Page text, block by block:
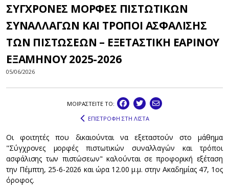
ΣΥΓΧΡΟΝΕΣ ΜΟΡΦΕΣ ΠΙΣΤΩΤΙΚΩΝ
ΣΥΝΑΛΛΑΓΩΝ ΚΑΙ ΤΡΟΠΟΙ ΑΣΦΑΛΙΣΗΣ
ΤΩΝ ΠΙΣΤΩΣΕΩΝ – ΕΞΕΤΑΣΤΙΚΗ ΕΑΡΙΝΟΥ
ΕΞΑΜΗΝΟΥ 2025-2026
05/06/2026
ΜΟΙΡΑΣΤEIΤΕ ΤΟ:
ΕΠΙΣΤΡΟΦΗ ΣΤΗ ΛΙΣΤΑ
Οι φοιτητές που δικαιούνται να εξεταστούν στο μάθημα
"Σύγχρονες μορφές πιστωτικών συναλλαγών και τρόποι
ασφάλισης των πιστώσεων" καλούνται σε προφορική εξέταση
την Πέμπτη, 25-6-2026 και ώρα 12.00 μ.μ. στην Ακαδημίας 47, 1ος
όροφος.